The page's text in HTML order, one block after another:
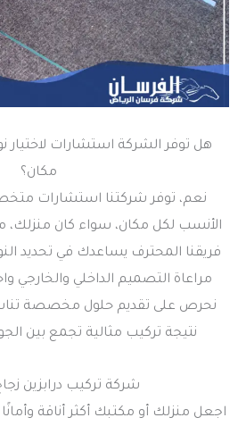
هل توفر الشركة استشارات لاختيار
مكان؟
نعم، توفر شركتنا استشارات
الأنسب لكل مكان، سواء كان منزلك،
فريقنا المحترف يساعدك في تحديد
مراعاة التصميم الداخلي والخارجي
نحرص على تقديم حلول مخصصة
نتيجة تركيب مثالية تجمع بين
شركة تركيب درابزين
اجعل منزلك أو مكتبك أكثر أناقة